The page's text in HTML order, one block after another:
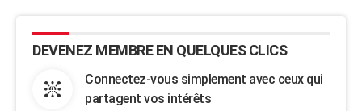
DEVENEZ MEMBRE EN QUELQUES CLICS
Connectez-vous simplement avec ceux qui
partagent vos intérêts